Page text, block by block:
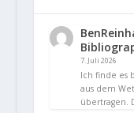
7. Juli 2026
Ich finde es
aus dem
übertragen.